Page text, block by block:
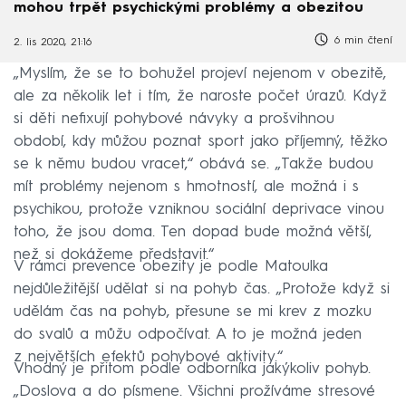
mohou trpět psychickými problémy a obezitou
2. lis 2020, 21:16 6 min čtení
„Myslím, že se to bohužel projeví nejenom v obezitě,
ale za několik let i tím, že naroste počet úrazů. Když
si děti nefixují pohybové návyky a prošvihnou
období, kdy můžou poznat sport jako příjemný, těžko
se k němu budou vracet,“ obává se. „Takže budou
mít problémy nejenom s hmotností, ale možná i s
psychikou, protože vzniknou sociální deprivace vinou
toho, že jsou doma. Ten dopad bude možná větší,
než si dokážeme představit.“
V rámci prevence obezity je podle Matoulka
nejdůležitější udělat si na pohyb čas. „Protože když si
udělám čas na pohyb, přesune se mi krev z mozku
do svalů a můžu odpočívat. A to je možná jeden
z největších efektů pohybové aktivity.“
Vhodný je přitom podle odborníka jakýkoliv pohyb.
„Doslova a do písmene. Všichni prožíváme stresové